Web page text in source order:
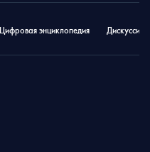
Цифровая энциклопедия